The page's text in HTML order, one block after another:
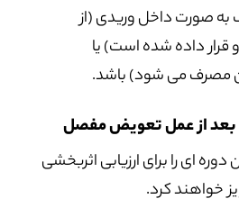
به صورت داخل وریدی (از
قرار داده شده است) یا
مصرف می شود) باشد.
بعد از عمل تعویض مفصل
ای را برای ارزیابی اثربخشی
خواهند کرد.